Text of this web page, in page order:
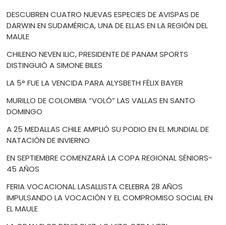
DESCUBREN CUATRO NUEVAS ESPECIES DE AVISPAS DE
DARWIN EN SUDAMÉRICA, UNA DE ELLAS EN LA REGIÓN DEL
MAULE
CHILENO NEVEN ILIC, PRESIDENTE DE PANAM SPORTS
DISTINGUIÓ A SIMONE BILES
LA 5° FUE LA VENCIDA PARA ALYSBETH FÉLIX BAYER
MURILLO DE COLOMBIA “VOLÓ” LAS VALLAS EN SANTO
DOMINGO
A 25 MEDALLAS CHILE AMPLIÓ SU PODIO EN EL MUNDIAL DE
NATACIÓN DE INVIERNO
EN SEPTIEMBRE COMENZARÁ LA COPA REGIONAL SÉNIORS-
45 AÑOS
FERIA VOCACIONAL LASALLISTA CELEBRA 28 AÑOS
IMPULSANDO LA VOCACIÓN Y EL COMPROMISO SOCIAL EN
EL MAULE